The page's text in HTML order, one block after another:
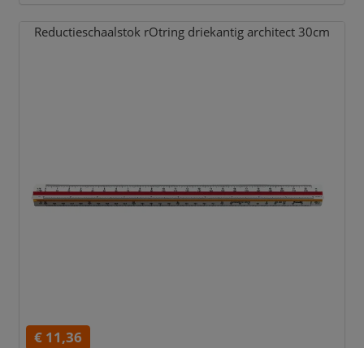
Reductieschaalstok rOtring driekantig architect 30cm
€ 11,36